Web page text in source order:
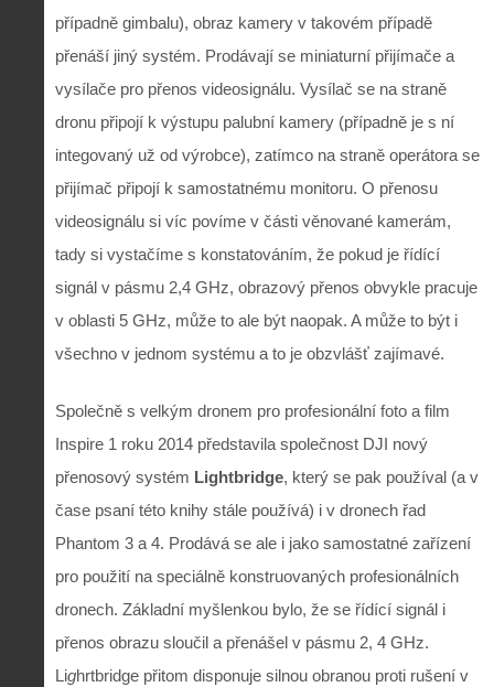
případně gimbalu), obraz kamery v takovém případě
přenáší jiný systém. Prodávají se miniaturní přijímače a
vysílače pro přenos videosignálu. Vysílač se na straně
dronu připojí k výstupu palubní kamery (případně je s ní
integovaný už od výrobce), zatímco na straně operátora se
přijímač připojí k samostatnému monitoru. O přenosu
videosignálu si víc povíme v části věnované kamerám,
tady si vystačíme s konstatováním, že pokud je řídící
signál v pásmu 2,4 GHz, obrazový přenos obvykle pracuje
v oblasti 5 GHz, může to ale být naopak. A může to být i
všechno v jednom systému a to je obzvlášť zajímavé.
Společně s velkým dronem pro profesionální foto a film
Inspire 1 roku 2014 představila společnost DJI nový
přenosový systém Lightbridge, který se pak používal (a v
čase psaní této knihy stále používá) i v dronech řad
Phantom 3 a 4. Prodává se ale i jako samostatné zařízení
pro použití na speciálně konstruovaných profesionálních
dronech. Základní myšlenkou bylo, že se řídící signál i
přenos obrazu sloučil a přenášel v pásmu 2, 4 GHz.
Lighrtbridge přitom disponuje silnou obranou proti rušení v